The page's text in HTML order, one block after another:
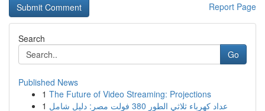
Report Page
Search
Go
Published News
1 The Future of Video Streaming: Projections
1
عداد كهرباء ثلاثي الطور 380 فولت مصر: دليل شامل